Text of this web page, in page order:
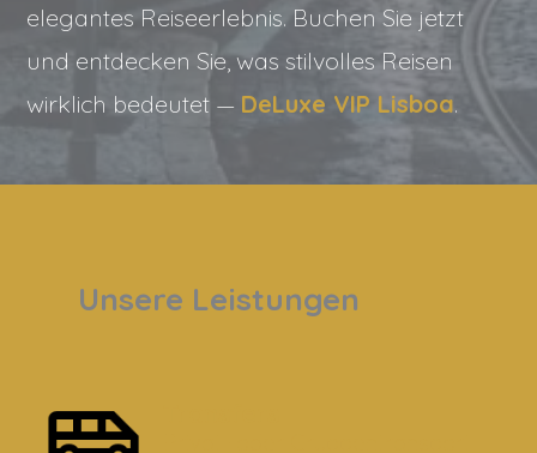
elegantes Reiseerlebnis. Buchen Sie jetzt
und entdecken Sie, was stilvolles Reisen
wirklich bedeutet — DeLuxe VIP Lisboa.
Unsere Leistungen